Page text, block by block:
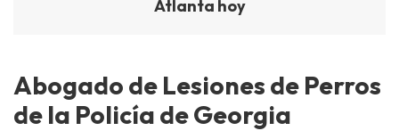
Atlanta hoy
Abogado de Lesiones de Perros
de la Policía de Georgia